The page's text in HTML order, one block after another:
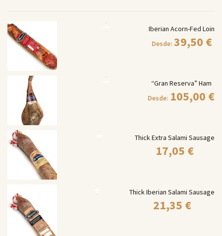
Iberian Acorn-Fed Loin
Desde: 39,50 €
“Gran Reserva” Ham
Desde: 105,00 €
Thick Extra Salami Sausage
17,05 €
Thick Iberian Salami Sausage
21,35 €